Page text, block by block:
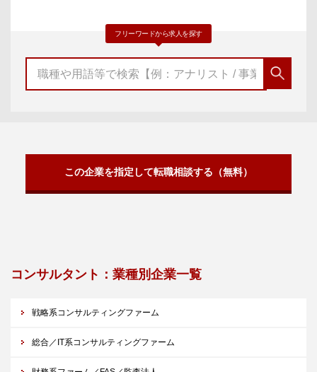
フリーワードから求人を探す
この企業を指定して転職相談する（無料）
コンサルタント：業種別企業一覧
戦略系コンサルティングファーム
総合／IT系コンサルティングファーム